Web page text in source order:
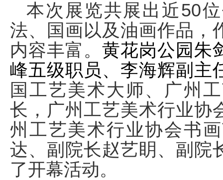
本次展览共展出近50
法、国画以及油画作品，
内容丰富。 黄花岗公园朱
峰五级职员、李海辉副主
国工艺美术大师、广州
长，广州工艺美术行业协
州工艺美术行业协会书
达、副院长赵艺眀、副院
了开幕活动。